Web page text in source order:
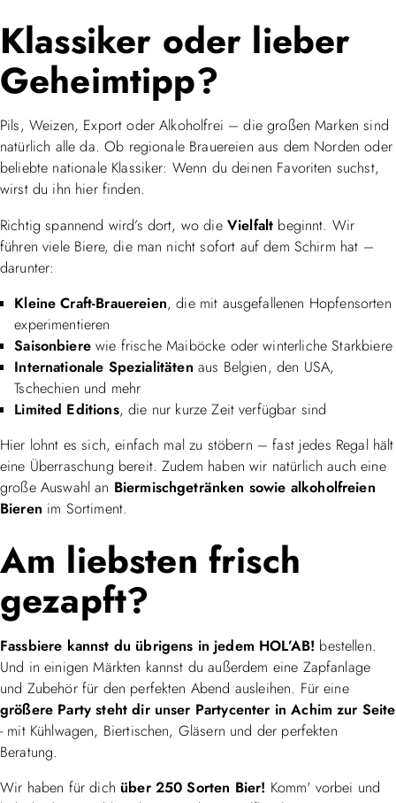
Klassiker oder lieber
Geheimtipp?
Pils, Weizen, Export oder Alkoholfrei – die großen Marken sind
natürlich alle da. Ob regionale Brauereien aus dem Norden oder
beliebte nationale Klassiker: Wenn du deinen Favoriten suchst,
wirst du ihn hier finden.
Richtig spannend wird’s dort, wo die Vielfalt beginnt. Wir
führen viele Biere, die man nicht sofort auf dem Schirm hat –
darunter:
Kleine Craft-Brauereien, die mit ausgefallenen Hopfensorten
experimentieren
Saisonbierewie frische Maiböcke oder winterliche Starkbiere
Internationale Spezialitäten aus Belgien, den USA,
Tschechien und mehr
Limited Editions, die nur kurze Zeit verfügbar sind
Hier lohnt es sich, einfach mal zu stöbern – fast jedes Regal hält
eine Überraschung bereit. Zudem haben wir natürlich auch eine
große Auswahl an Biermischgetränken sowie alkoholfreien
Bieren im Sortiment.
Am liebsten frisch
gezapft?
Fassbiere kannst du übrigens in jedem HOL’AB! bestellen.
Und in einigen Märkten kannst du außerdem eine Zapfanlage
und Zubehör für den perfekten Abend ausleihen. Für eine
größere Party steht dir unser Partycenter in Achim zur Seite
- mit Kühlwagen, Biertischen, Gläsern und der perfekten
Beratung.
Wir haben für dich über 250 Sorten Bier! Komm' vorbei und